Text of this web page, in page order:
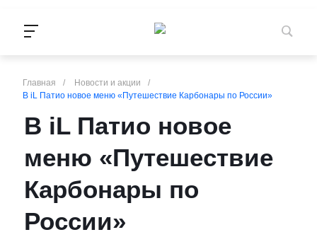
Главная / Новости и акции
/
В iL Патио новое меню «Путешествие Карбонары по России»
В iL Патио новое
меню «Путешествие
Карбонары по
России»